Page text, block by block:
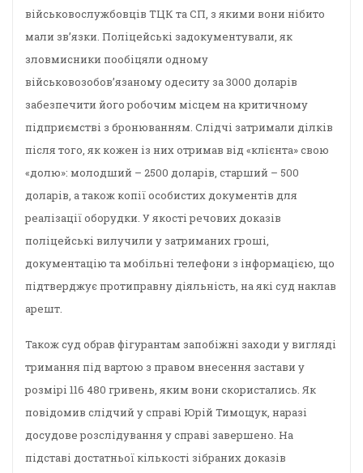
військовослужбовців ТЦК та СП, з якими вони нібито
мали звʼязки. Поліцейські задокументували, як
зловмисники пообіцяли одному
військовозобовʼязаному одеситу за 3000 доларів
забезпечити його робочим місцем на критичному
підприємстві з бронюванням. Слідчі затримали ділків
після того, як кожен із них отримав від «клієнта» свою
«долю»: молодший – 2500 доларів, старший – 500
доларів, а також копії особистих документів для
реалізації оборудки. У якості речових доказів
поліцейські вилучили у затриманих гроші,
документацію та мобільні телефони з інформацією, що
підтверджує протиправну діяльність, на які суд наклав
арешт.
Також суд обрав фігурантам запобіжні заходи у вигляді
тримання під вартою з правом внесення застави у
розмірі 116 480 гривень, яким вони скористались. Як
повідомив слідчий у справі Юрій Тимощук, наразі
досудове розслідування у справі завершено. На
підставі достатньої кількості зібраних доказів